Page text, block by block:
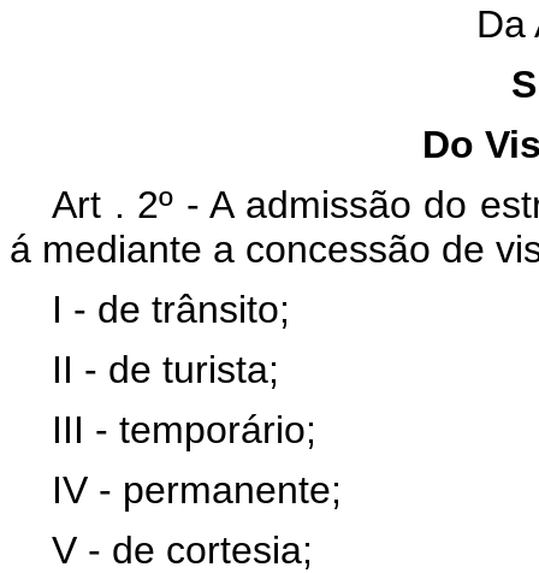
Da
Do
Art . 2º - A admissão do
á mediante a concessão de
I - de trânsito;
II - de turista;
III - temporário;
IV - permanente;
V - de cortesia;